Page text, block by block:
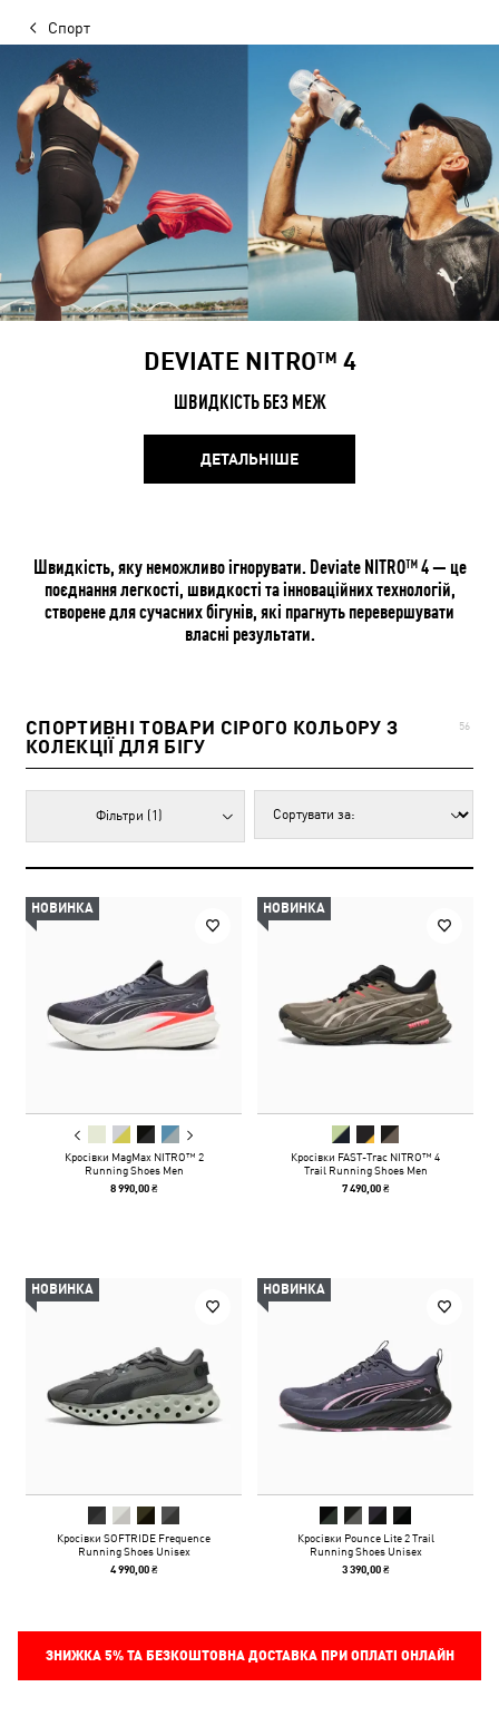
Спорт
DEVIATE NITRO™ 4
ШВИДКІСТЬ БЕЗ МЕЖ
ДЕТАЛЬНІШЕ
Швидкість, яку неможливо ігнорувати. Deviate NITRO™ 4 — це
поєднання легкості, швидкості та інноваційних технологій,
створене для сучасних бігунів, які прагнуть перевершувати
власні результати.
СПОРТИВНІ ТОВАРИ СІРОГО КОЛЬОРУ З
КОЛЕКЦІЇ ДЛЯ БІГУ
56
Фільтри (1)
НОВИНКА
Кросівки MagMax NITRO™ 2
Running Shoes Men
8 990,00 ₴
НОВИНКА
Кросівки FAST-Trac NITRO™ 4
Trail Running Shoes Men
7 490,00 ₴
НОВИНКА
Кросівки SOFTRIDE Frequence
Running Shoes Unisex
4 990,00 ₴
НОВИНКА
Кросівки Pounce Lite 2 Trail
Running Shoes Unisex
3 390,00 ₴
ЗНИЖКА 5%ТА БЕЗКОШТОВНА ДОСТАВКА ПРИ ОПЛАТІ ОНЛАЙН